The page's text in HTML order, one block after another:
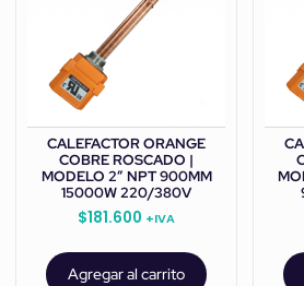
CALEFACTOR ORANGE
COBRE ROSCADO |
MODELO 2” NPT 900MM
15000W 220/380V
$181.600 +IVA
Agregar al carrito